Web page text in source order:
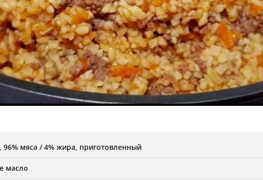
мяса / 4% жира, приготовленный
масло